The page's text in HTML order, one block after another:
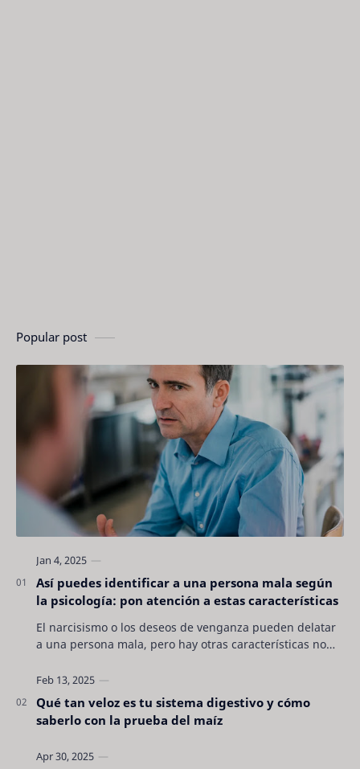
Popular post
Así puedes identificar a una persona mala según
la psicología: pon atención a estas características
El narcisismo o los deseos de venganza pueden delatar
a una persona mala, pero hay otras características no
Qué tan veloz es tu sistema digestivo y cómo
saberlo con la prueba del maíz